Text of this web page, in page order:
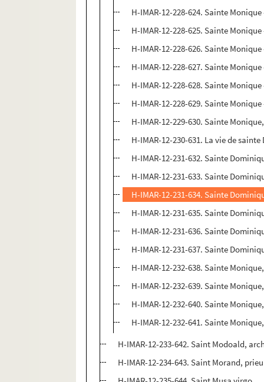
H-IMAR-12-228-624. Sainte
H-IMAR-12-228-625. Sainte
H-IMAR-12-228-626. Sainte
H-IMAR-12-228-627. Sainte
H-IMAR-12-228-628. Sainte
H-IMAR-12-228-629. Sainte
H-IMAR-12-229-630. Sainte
H-IMAR-12-230-631. La vie de
H-IMAR-12-231-632. Sainte
H-IMAR-12-231-633. Sainte
H-IMAR-12-231-634. Sainte
H-IMAR-12-231-635. Sainte
H-IMAR-12-231-636. Sainte
H-IMAR-12-231-637. Sainte
H-IMAR-12-232-638. Sainte
H-IMAR-12-232-639. Sainte
H-IMAR-12-232-640. Sainte
H-IMAR-12-232-641. Sainte
H-IMAR-12-233-642. Saint Modoald,
H-IMAR-12-234-643. Saint Morand,